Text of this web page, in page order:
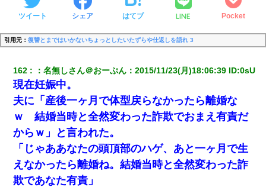
ツイート シェア はてブ LINE Pocket
引用元： 復讐とまではいかないちょっとしたいたずらや仕返しを語れ 3
162 ：名無しさん＠おーぷん ：2015/11/23(月)18:06:39 ID:0sU
現在妊娠中。
夫に「産後一ヶ月で体型戻らなかったら離婚な
ｗ 結婚当時と全然変わった詐欺でおまえ有責だ
からｗ」と言われた。
「じゃああなたの頭頂部のハゲ、あと一ヶ月で生
えなかったら離婚ね。結婚当時と全然変わった詐
欺であなた有責」